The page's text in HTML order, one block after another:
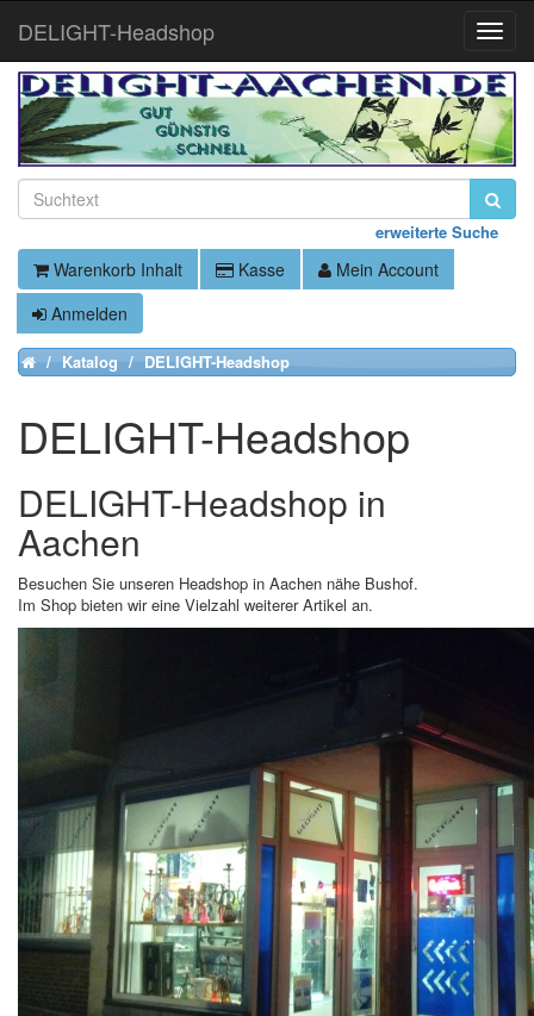
erweiterte Suche
Warenkorb Inhalt Kasse
Mein Account
Anmelden
HomeKatalog DELIGHT-Headshop
DELIGHT-Headshop
DELIGHT-Headshop in
Aachen
Besuchen Sie unseren Headshop in Aachen nähe Bushof.
Im Shop bieten wir eine Vielzahl weiterer Artikel an.
Toggle
DELIGHT-Headshop